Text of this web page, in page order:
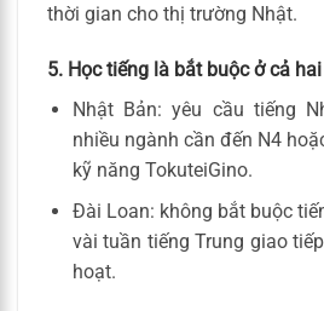
thời gian cho thị trường Nhật.
5. Học tiếng là bắt buộc ở cả
Nhật Bản: yêu cầu tiếng
nhiều ngành cần đến N4
kỹ năng TokuteiGino.
Đài Loan: không bắt buộc
vài tuần tiếng Trung giao
hoạt.